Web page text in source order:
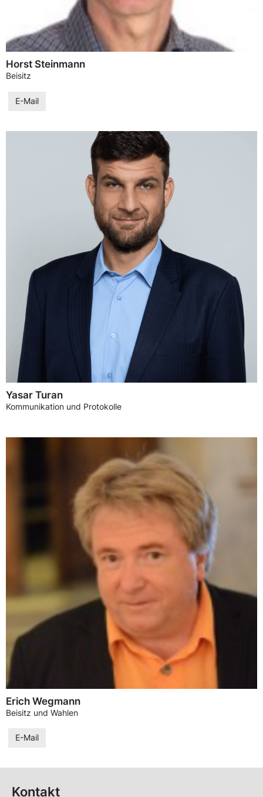
Horst Steinmann
Beisitz
E-Mail
Yasar Turan
Kommunikation und Protokolle
Erich Wegmann
Beisitz und Wahlen
E-Mail
Kontakt